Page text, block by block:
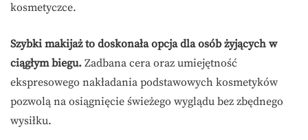
kosmetyczce.
Szybki makijaż to doskonała opcja dla osób żyjących w
ciągłym biegu. Zadbana cera oraz umiejętność
ekspresowego nakładania podstawowych kosmetyków
pozwolą na osiągnięcie świeżego wyglądu bez zbędnego
wysiłku.